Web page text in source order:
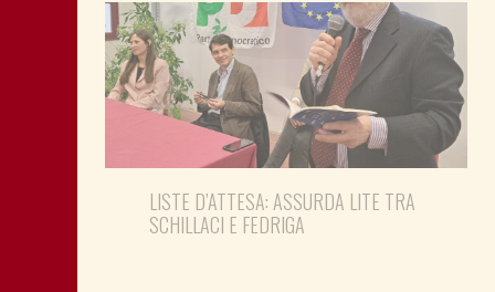
LISTE D’ATTESA: ASSURDA LITE TRA
SCHILLACI E FEDRIGA